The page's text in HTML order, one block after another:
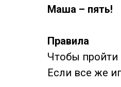
Маша – пять!
Правила
Чтобы пройти
Если все же